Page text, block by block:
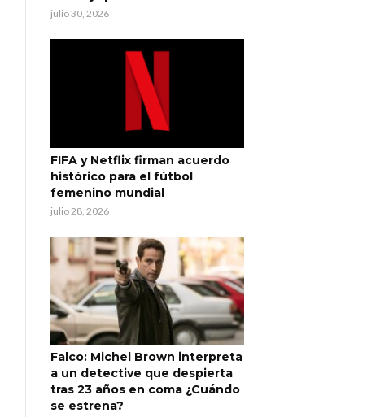
julio 30, 2026
FIFA y Netflix firman acuerdo
histórico para el fútbol
femenino mundial
julio 28, 2026
Falco: Michel Brown interpreta
a un detective que despierta
tras 23 años en coma ¿Cuándo
se estrena?